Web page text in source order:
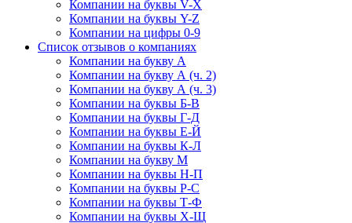
Компании на буквы V-X
Компании на буквы Y-Z
Компании на цифры 0-9
Список отзывов о компаниях
Компании на букву А
Компании на букву А (ч. 2)
Компании на букву А (ч. 3)
Компании на буквы Б-В
Компании на буквы Г-Д
Компании на буквы Е-Й
Компании на буквы К-Л
Компании на букву М
Компании на буквы Н-П
Компании на буквы Р-С
Компании на буквы Т-Ф
Компании на буквы Х-Щ